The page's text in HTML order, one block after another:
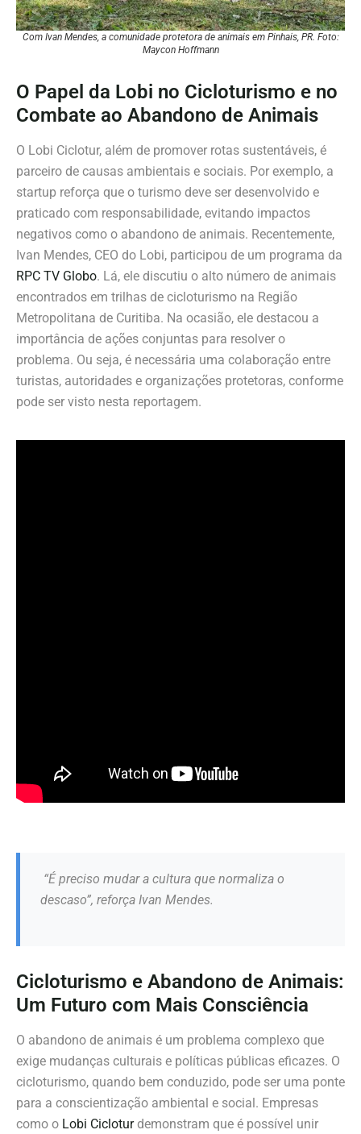
Com Ivan Mendes, a comunidade protetora de animais em Pinhais, PR. Foto:
Maycon Hoffmann
O Papel da Lobi no Cicloturismo e no
Combate ao Abandono de Animais
O Lobi Ciclotur, além de promover rotas sustentáveis, é
parceiro de causas ambientais e sociais. Por exemplo, a
startup reforça que o turismo deve ser desenvolvido e
praticado com responsabilidade, evitando impactos
negativos como o abandono de animais. Recentemente,
Ivan Mendes, CEO do Lobi, participou de um programa da
RPC TV Globo. Lá, ele discutiu o alto número de animais
encontrados em trilhas de cicloturismo na Região
Metropolitana de Curitiba. Na ocasião, ele destacou a
importância de ações conjuntas para resolver o
problema. Ou seja, é necessária uma colaboração entre
turistas, autoridades e organizações protetoras, conforme
pode ser visto nesta reportagem.
“É preciso mudar a cultura que normaliza o
descaso”, reforça Ivan Mendes.
Cicloturismo e Abandono de Animais:
Um Futuro com Mais Consciência
O abandono de animais é um problema complexo que
exige mudanças culturais e políticas públicas eficazes. O
cicloturismo, quando bem conduzido, pode ser uma ponte
para a conscientização ambiental e social. Empresas
como o Lobi Cicloturdemonstram que é possível unir